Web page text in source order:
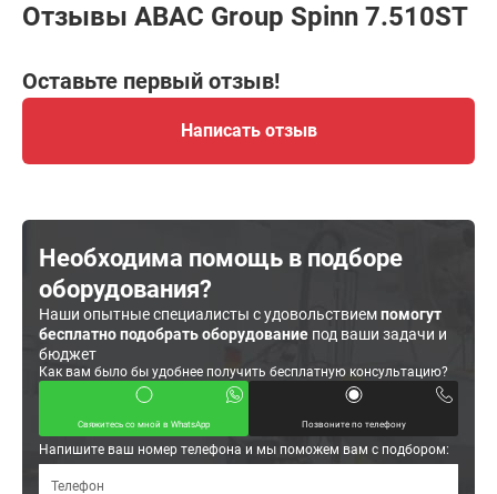
Отзывы ABAC Group Spinn 7.510ST
Оставьте первый отзыв!
Написать отзыв
Необходима помощь в подборе
оборудования?
Наши опытные специалисты с удовольствиемпомогут
бесплатно подобрать оборудование под ваши задачи и
бюджет
Как вам было бы удобнее получить бесплатную консультацию?
Свяжитесь со мной в WhatsApp Позвоните по телефону
Напишите ваш номер телефона и мы поможем вам с подбором: